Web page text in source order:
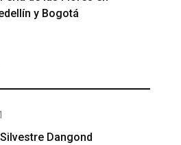
y Bogotá
Dangond